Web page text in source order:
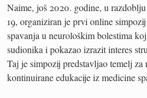
Naime, još 2020. godine, u
19, organiziran je prvi online
spavanja u neurološkim bolestima
sudionika i pokazao izrazit interes
Taj je simpozij predstavljao temelj
kontinuirane edukacije iz medicine